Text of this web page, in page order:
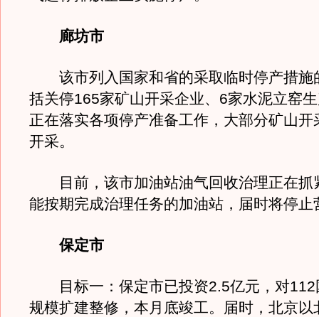
廊坊市
该市列入国家和省的采取临时停产措施
括关停165家矿山开采企业、6家水泥立窑
正在落实各项停产准备工作，大部分矿山开
开采。
目前，该市加油站油气回收治理正在抓
能按期完成治理任务的加油站，届时将停止
保定市
目标一：保定市已投资2.5亿元，对112
规模扩建整修，本月底竣工。届时，北京以